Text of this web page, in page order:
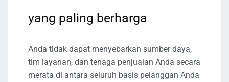
yang paling berharga
Anda tidak dapat menyebarkan sumber daya,
tim layanan, dan tenaga penjualan Anda secara
merata di antara seluruh basis pelanggan Anda